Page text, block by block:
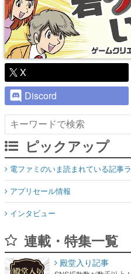
X
Discord
ピックアップ
電ファミのいま読まれている記事
アプリセール情報
インタビュー
連載・特集一覧
殿堂入り記事